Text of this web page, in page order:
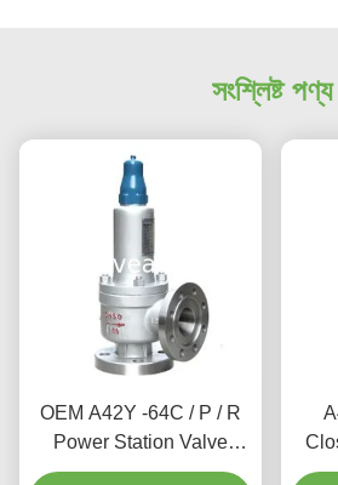
সংশ্লিষ্ট পণ্য
OEM A42Y -64C / P / R
Power Station Valve
Working Temperature